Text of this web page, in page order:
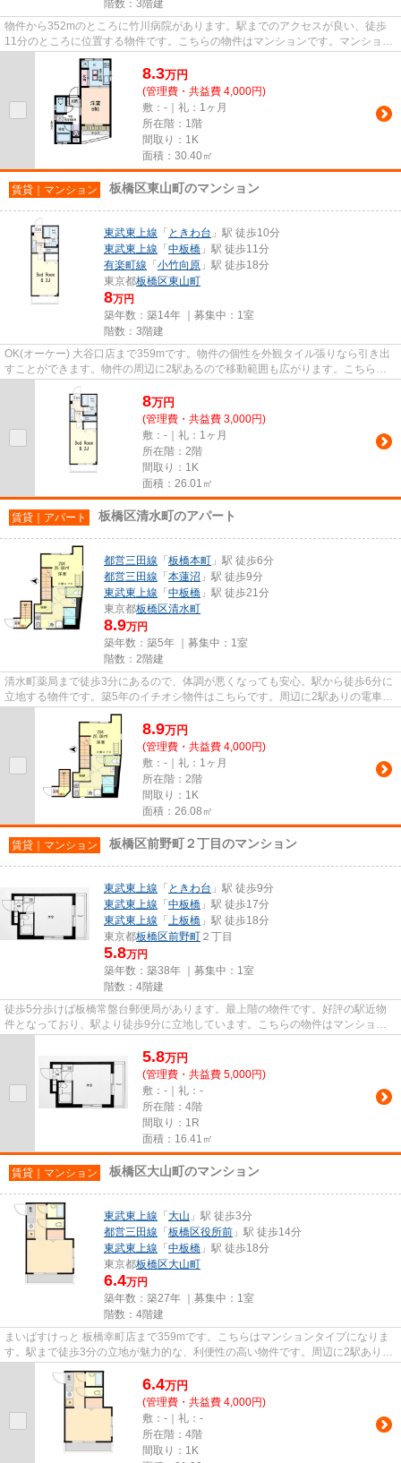
階数：3階建
物件から352mのところに竹川病院があります。駅までのアクセスが良い、徒歩
11分のところに位置する物件です。こちらの物件はマンションです。マンション
の周辺に駅が2つあり、よく電車...
8.3万円
(管理費・共益費 4,000円)
敷：-｜礼：1ヶ月
所在階：1階
間取り：1K
面積：30.40㎡
賃貸｜マンション 板橋区東山町のマンション
東武東上線 「 ときわ台 」駅 徒歩10分
東武東上線 「 中板橋 」駅 徒歩11分
有楽町線 「 小竹向原 」駅 徒歩18分
東京都板橋区東山町
8万円
築年数：築14年 ｜募集中： 1室
階数：3階建
OK(オーケー) 大谷口店まで359mです。物件の個性を外観タイル張りなら引き出
すことができます。物件の周辺に2駅あるので移動範囲も広がります。こちらの
物件はマンションです。当社ス...
8万円
(管理費・共益費 3,000円)
敷：-｜礼：1ヶ月
所在階：2階
間取り：1K
面積：26.01㎡
賃貸｜アパート 板橋区清水町のアパート
都営三田線 「 板橋本町 」駅 徒歩6分
都営三田線 「 本蓮沼 」駅 徒歩9分
東武東上線 「 中板橋 」駅 徒歩21分
東京都板橋区清水町
8.9万円
築年数：築5年 ｜募集中： 1室
階数：2階建
清水町薬局まで徒歩3分にあるので、体調が悪くなっても安心。駅から徒歩6分に
立地する物件です。築5年のイチオシ物件はこちらです。周辺に2駅ありの電車通
勤しやすいアパートです。ご...
8.9万円
(管理費・共益費 4,000円)
敷：-｜礼：1ヶ月
所在階：2階
間取り：1K
面積：26.08㎡
賃貸｜マンション 板橋区前野町２丁目のマンション
東武東上線 「 ときわ台 」駅 徒歩9分
東武東上線 「 中板橋 」駅 徒歩17分
東武東上線 「 上板橋 」駅 徒歩18分
東京都板橋区前野町 ２丁目
5.8万円
築年数：築38年 ｜募集中： 1室
階数：4階建
徒歩5分歩けば板橋常盤台郵便局があります。最上階の物件です。好評の駅近物
件となっており、駅より徒歩9分に立地しています。こちらの物件はマンション
5.8万円
(管理費・共益費 5,000円)
敷：-｜礼：-
所在階：4階
間取り：1R
面積：16.41㎡
賃貸｜マンション 板橋区大山町のマンション
東武東上線 「 大山 」駅 徒歩3分
都営三田線 「 板橋区役所前 」駅 徒歩14分
東武東上線 「 中板橋 」駅 徒歩18分
東京都板橋区大山町
6.4万円
築年数：築27年 ｜募集中： 1室
階数：4階建
まいばすけっと 板橋幸町店まで359mです。こちらはマンションタイプになりま
す。駅まで徒歩3分の立地が魅力的な、利便性の高い物件です。周辺に2駅ありの
6.4万円
(管理費・共益費 4,000円)
敷：-｜礼：-
所在階：4階
間取り：1K